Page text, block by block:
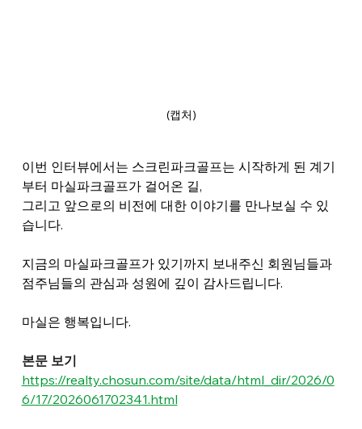
(캡처)
이번 인터뷰에서는 스크린파크골프는 시작하게 된 계기
부터 마실파크골프가 걸어온 길,
그리고 앞으로의 비전에 대한 이야기를 만나보실 수 있
습니다.
지금의 마실파크골프가 있기까지 보내주신 회원님들과
점주님들의 관심과 성원에 깊이 감사드립니다.
마실은 행복입니다.
본문 보기
https://realty.chosun.com/site/data/html_dir/2026/0
6/17/2026061702341.html